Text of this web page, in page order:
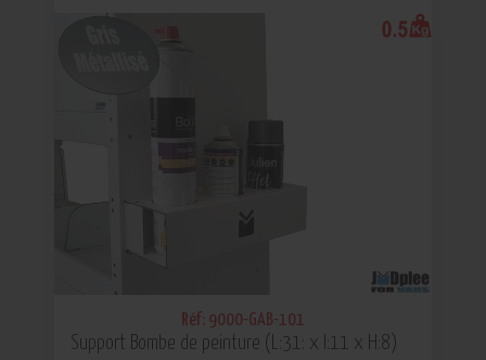
0
Réf: 9000-GAB-101
Support Bombe de peinture (L:31: x l:11 x H:8)